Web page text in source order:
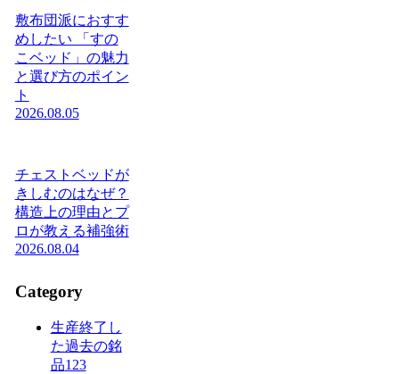
敷布団派におすす
めしたい 「すの
こベッド」の魅力
と選び方のポイン
ト
2026.08.05
チェストベッドが
きしむのはなぜ？
構造上の理由とプ
ロが教える補強術
2026.08.04
Category
生産終了し
た過去の銘
品123